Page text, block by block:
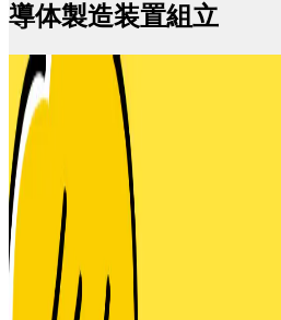
導体製造装置組立